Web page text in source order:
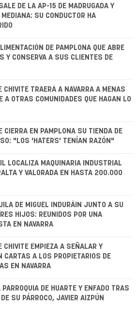
DE LA AP-15 DE MADRUGADA Y
SU CONDUCTOR HA
DE PAMPLONA QUE ABRE
Y CONSERVA A SUS CLIENTES DE
CHIVITE TRAERÁ A NAVARRA A MENAS
A OTRAS COMUNIDADES QUE HAGAN LO
CIERRA EN PAMPLONA SU TIENDA DE
"LOS 'HATERS' TENÍAN RAZÓN"
LOCALIZA MAQUINARIA INDUSTRIAL
Y VALORADA EN HASTA 200.000
DE MIGUEL INDURÁIN JUNTO A SU
HIJOS: REUNIDOS POR UNA
EN NAVARRA
CHIVITE EMPIEZA A SEÑALAR Y
CARTAS A LOS PROPIETARIOS DE
EN NAVARRA
DE HUARTE Y ENFADO TRAS
SU PÁRROCO, JAVIER AIZPÚN